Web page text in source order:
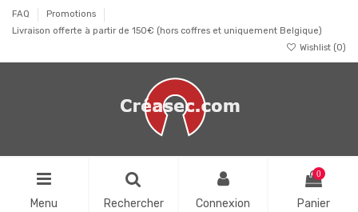
FAQ
Promotions
Livraison offerte à partir de 150€ (hors coffres et uniquement Belgique)
Wishlist (0)
Menu Rechercher Connexion
0
Panier